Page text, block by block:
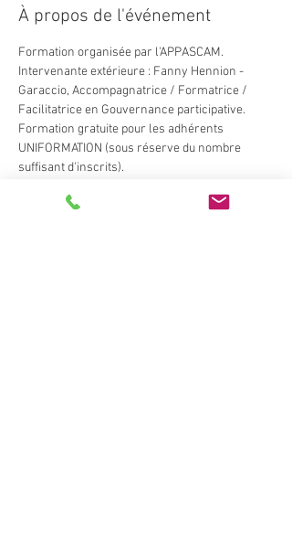
À propos de l'événement
Formation organisée par l'APPASCAM.
Intervenante extérieure : Fanny Hennion -
Garaccio, Accompagnatrice / Formatrice /
Facilitatrice en Gouvernance participative.
Formation gratuite pour les adhérents
UNIFORMATION (sous réserve du nombre
suffisant d'inscrits).